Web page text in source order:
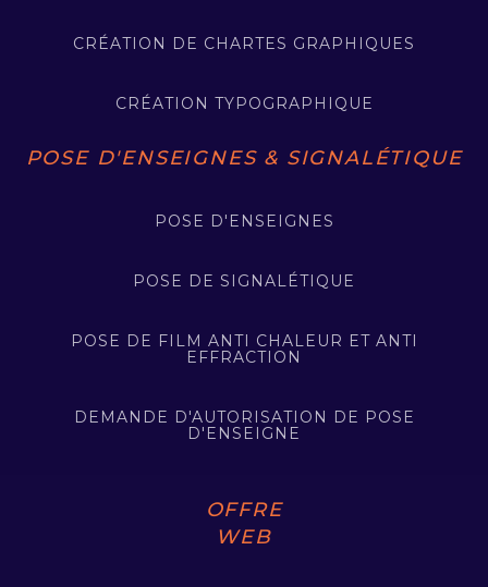
OFFRE
WEB
CRÉATION DE CHARTES GRAPHIQUES
CRÉATION TYPOGRAPHIQUE
POSE D'ENSEIGNES & SIGNALÉTIQUE
POSE D'ENSEIGNES
POSE DE SIGNALÉTIQUE
POSE DE FILM ANTI CHALEUR ET ANTI
EFFRACTION
DEMANDE D'AUTORISATION DE POSE
D'ENSEIGNE